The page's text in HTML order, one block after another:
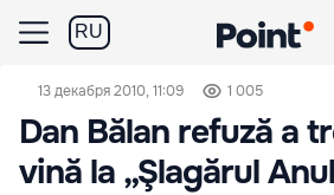
RU
13 декабря 2010, 11:09 1 005
Dan Bălan refuză a
vină la „Şlagărul